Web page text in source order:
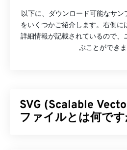
以下に、ダウンロード可能なサ
をいくつかご紹介します。右側
詳細情報が記載されているので、
ぶことができま
SVG (Scalable
ファイルとは何で